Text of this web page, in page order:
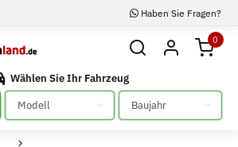
Haben Sie Fragen?
0
Wählen Sie Ihr Fahrzeug
Bitte auswählen Bitte auswählen